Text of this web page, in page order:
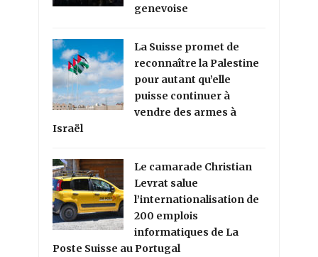
genevoise
La Suisse promet de
reconnaître la Palestine
pour autant qu’elle
puisse continuer à
vendre des armes à
Israël
Le camarade Christian
Levrat salue
l’internationalisation de
200 emplois
informatiques de La
Poste Suisse au Portugal